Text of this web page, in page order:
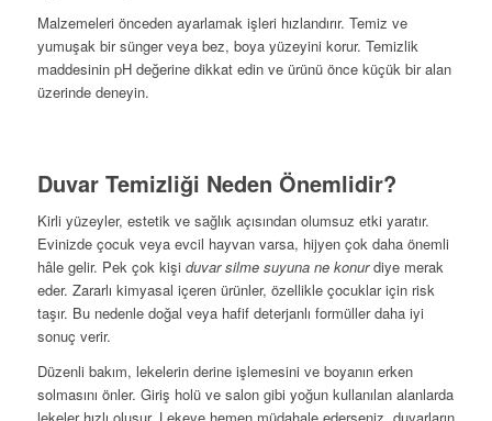
Malzemeleri önceden ayarlamak işleri hızlandırır. Temiz ve
yumuşak bir sünger veya bez, boya yüzeyini korur. Temizlik
maddesinin pH değerine dikkat edin ve ürünü önce küçük bir alan
üzerinde deneyin.
Duvar Temizliği Neden Önemlidir?
Kirli yüzeyler, estetik ve sağlık açısından olumsuz etki yaratır.
Evinizde çocuk veya evcil hayvan varsa, hijyen çok daha önemli
hâle gelir. Pek çok kişi duvar silme suyuna ne konurdiye merak
eder. Zararlı kimyasal içeren ürünler, özellikle çocuklar için risk
taşır. Bu nedenle doğal veya hafif deterjanlı formüller daha iyi
sonuç verir.
Düzenli bakım, lekelerin derine işlemesini ve boyanın erken
solmasını önler. Giriş holü ve salon gibi yoğun kullanılan alanlarda
lekeler hızlı oluşur. Lekeye hemen müdahale ederseniz, duvarların